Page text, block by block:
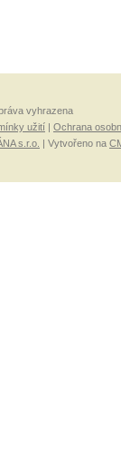
vyhrazena
užití Ochrana
s.r.o. | Vytvořeno na